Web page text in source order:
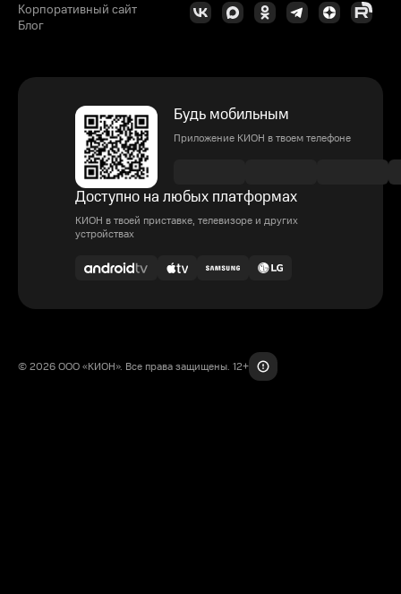
Корпоративный сайт
Блог
Будь мобильным
Приложение КИОН в твоем телефоне
Доступно на любых платформах
КИОН в твоей приставке, телевизоре и других
устройствах
© 2026 ООО «КИОН». Все права защищены. 12+